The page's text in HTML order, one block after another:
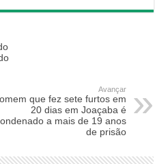
Avançar
que fez sete furtos em
20 dias em Joaçaba é
a mais de 19 anos
de prisão